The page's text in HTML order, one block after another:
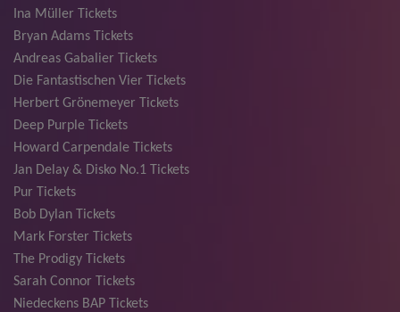
Ina Müller Tickets
Bryan Adams Tickets
Andreas Gabalier Tickets
Die Fantastischen Vier Tickets
Herbert Grönemeyer Tickets
Deep Purple Tickets
Howard Carpendale Tickets
Jan Delay & Disko No.1 Tickets
Pur Tickets
Bob Dylan Tickets
Mark Forster Tickets
The Prodigy Tickets
Sarah Connor Tickets
Niedeckens BAP Tickets